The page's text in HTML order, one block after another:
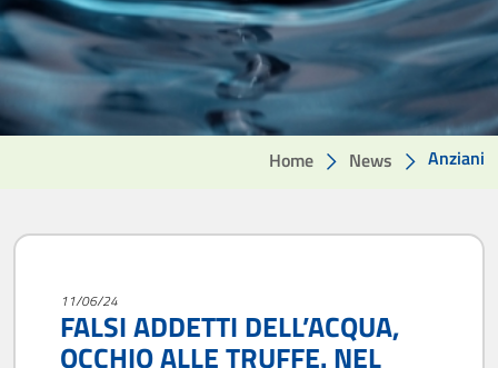
Home News Anziani
11/06/24
FALSI ADDETTI DELL’ACQUA,
OCCHIO ALLE TRUFFE. NEL